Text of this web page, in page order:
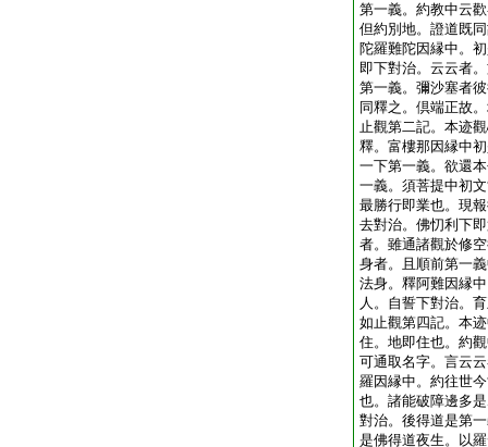
第一義。約教中云
但約別地。證道既
陀羅難陀因縁中。
即下對治。云云者
第一義。彌沙塞者
同釋之。倶端正故
止觀第二記。本迹
釋。富樓那因縁中
一下第一義。欲還
一義。須菩提中初
最勝行即業也。現
去對治。佛忉利下
者。雖通諸觀於修
身者。且順前第一
法身。釋阿難因縁
人。自誓下對治。
如止觀第四記。本
住。地即住也。約
可通取名字。言云
羅因縁中。約往世
也。諸能破障邊多
對治。後得道是第
是佛得道夜生。以